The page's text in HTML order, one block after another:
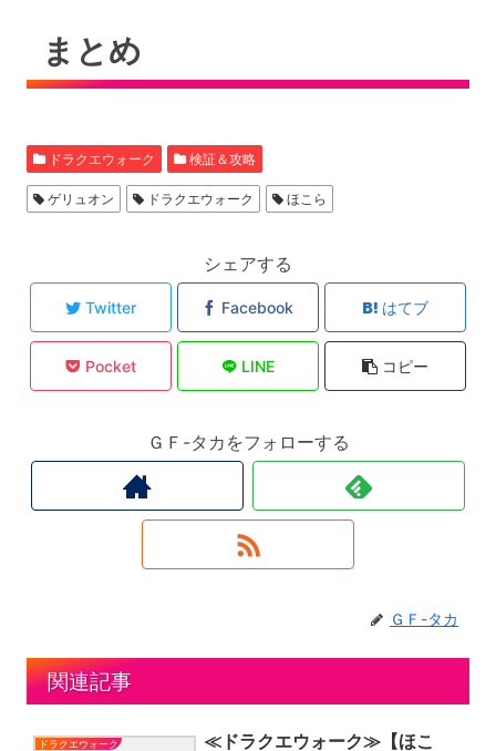
まとめ
ドラクエウォーク 検証＆攻略
ゲリュオン ドラクエウォーク ほこら
シェアする
Twitter Facebook はてブ
Pocket LINE コピー
ＧＦ-タカをフォローする
ＧＦ-タカ
関連記事
ドラクエウォーク
≪ドラクエウォーク≫【ほこ